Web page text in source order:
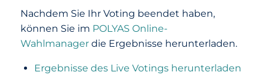
Nachdem Sie Ihr Voting beendet haben,
können Sie im POLYAS Online-
Wahlmanagerdie Ergebnisse herunterladen.
Ergebnisse des Live Votings herunterladen